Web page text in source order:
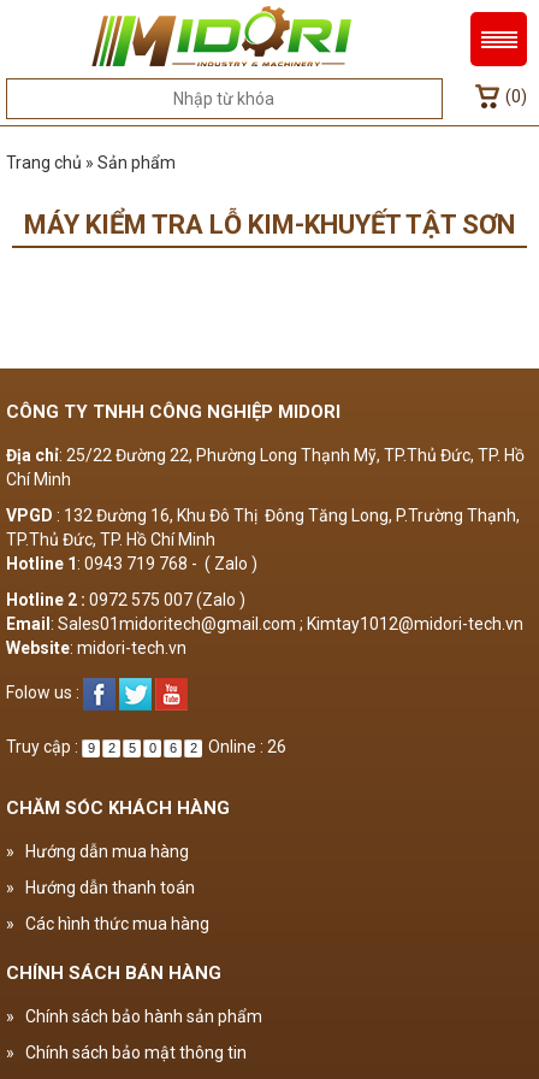
(0)
Trang chủ » Sản phẩm
MÁY KIỂM TRA LỖ KIM-KHUYẾT TẬT SƠN
CÔNG TY TNHH CÔNG NGHIỆP MIDORI
Địa chỉ: 25/22 Đường 22, Phường Long Thạnh Mỹ, TP.Thủ Đức, TP. Hồ
Chí Minh
VPGD : 132 Đường 16, Khu Đô Thị Đông Tăng Long, P.Trường Thạnh,
TP.Thủ Đức, TP. Hồ Chí Minh
Hotline 1: 0943 719 768 - ( Zalo )
Hotline 2 : 0972 575 007 (Zalo )
Email : Sales01midoritech@gmail.com ; Kimtay1012@midori-tech.vn
Website: midori-tech.vn
Folow us :
Truy cập : 9 2 5 0 6 2 Online : 26
CHĂM SÓC KHÁCH HÀNG
»
Hướng dẫn mua hàng
»
Hướng dẫn thanh toán
»
Các hình thức mua hàng
CHÍNH SÁCH BÁN HÀNG
»
Chính sách bảo hành sản phẩm
»
Chính sách bảo mật thông tin